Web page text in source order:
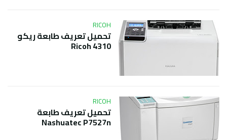
RICOH
تحميل تعريف طابعة ريكو
Ricoh 4310
RICOH
تحميل تعريف طابعة
Nashuatec P7527n